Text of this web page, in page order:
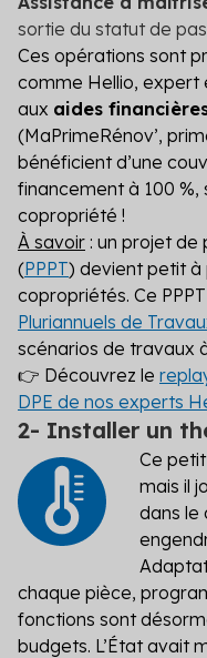
sortie du statut de
Ces opérations sont
comme Hellio, expert
aux aides
(MaPrimeRénov’,
bénéficient d’une
financement à 100 %,
copropriété !
À savoir : un projet de
(PPPT) devient petit à
copropriétés. Ce
Pluriannuels de
scénarios de travaux
👉 Découvrez le
DPE de nos experts
2- Installer un
Ce
mais il
dans le
chaque pièce,
fonctions sont
budgets. L’État avait